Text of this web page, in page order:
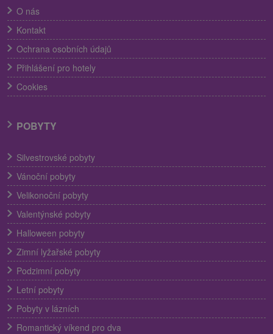
O nás
Kontakt
Ochrana osobních údajů
Přihlášení pro hotely
Cookies
POBYTY
Silvestrovské pobyty
Vánoční pobyty
Velikonoční pobyty
Valentýnské pobyty
Halloween pobyty
Zimní lyžařské pobyty
Podzimní pobyty
Letní pobyty
Pobyty v lázních
Romantický víkend pro dva